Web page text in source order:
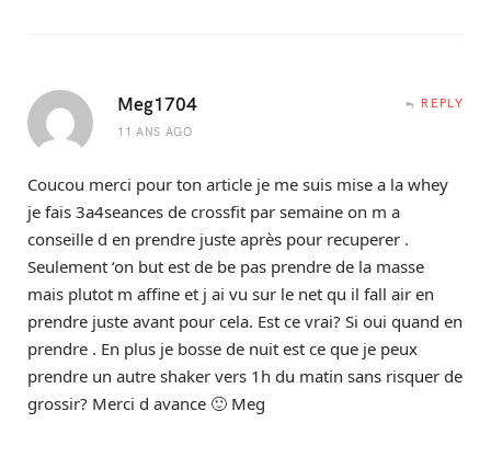
Meg1704
11 ANS AGO
REPLY
Coucou merci pour ton article je me suis mise a la whey
je fais 3a4seances de crossfit par semaine on m a
conseille d en prendre juste après pour recuperer .
Seulement ‘on but est de be pas prendre de la masse
mais plutot m affine et j ai vu sur le net qu il fall air en
prendre juste avant pour cela. Est ce vrai? Si oui quand en
prendre . En plus je bosse de nuit est ce que je peux
prendre un autre shaker vers 1h du matin sans risquer de
grossir? Merci d avance 🙂 Meg